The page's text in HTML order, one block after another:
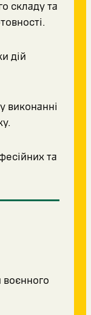
складу та
дій
виконанні
та
воєнного